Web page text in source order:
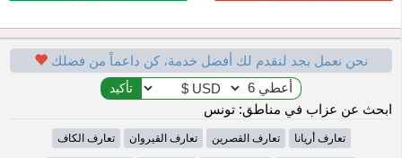
نحن نعمل بجد لنقدم لك أفضل خدمة، كن داعماً من فضلك
ابحث عن عزاب في مناطق: تونس
تعارف أريانا تعارف القصرين تعارف القيروان تعارف الكاف